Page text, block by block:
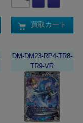
買取カート
DM-DM23-RP4-TR8-
TR9-VR